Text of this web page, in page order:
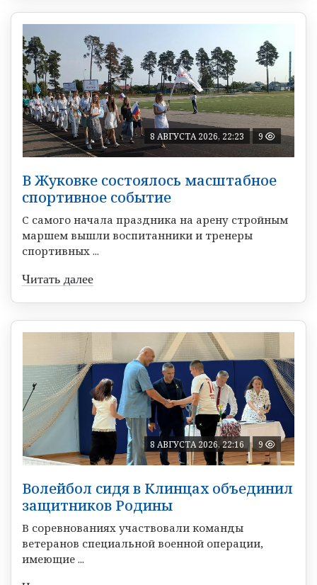
8 АВГУСТА 2026, 22:23 9
В Жуковке состоялось масштабное
спортивное событие
С самого начала праздника на арену стройным
маршем вышли воспитанники и тренеры
спортивных ...
Читать далее
8 АВГУСТА 2026, 22:16 9
Волейбол сидя в Клинцах объединил
защитников Родины
В соревнованиях участвовали команды
ветеранов специальной военной операции,
имеющие ...